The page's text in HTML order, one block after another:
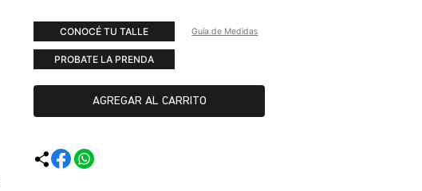
CONOCÉ TU TALLE Guía de Medidas
PROBATE LA PRENDA
AGREGAR AL CARRITO